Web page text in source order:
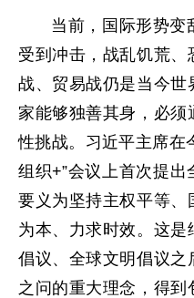
当前，国际形势变
受到冲击，战乱饥荒
战、贸易战仍是当今世
家能够独善其身，必
性挑战。习近平主席在
组织+”会议上首次提
要义为坚持主权平等、
为本、力求时效。这
倡议、全球文明倡议
之问的重大理念，得